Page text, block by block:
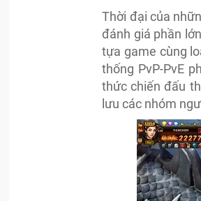
Thời đại của
đánh giá phần
tựa game cùng
thống PvP-PvE
thức chiến đấu
lưu các nhóm